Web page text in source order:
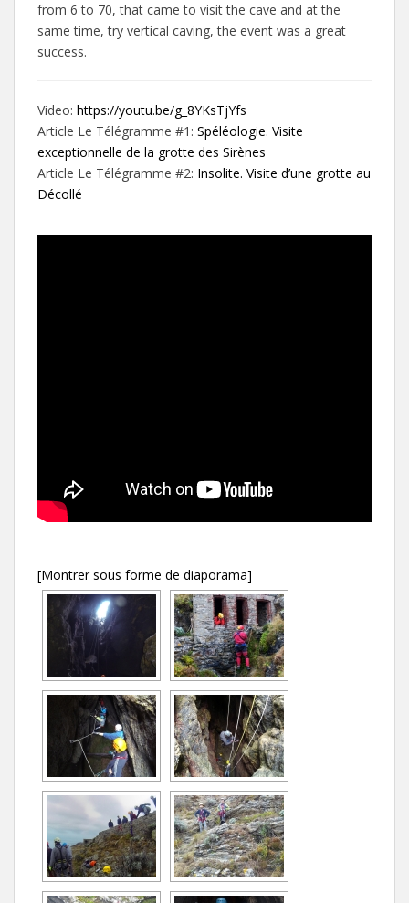
from 6 to 70, that came to visit the cave and at the
same time, try vertical caving, the event was a great
success.
Video: https://youtu.be/g_8YKsTjYfs
Article Le Télégramme #1: Spéléologie. Visite
exceptionnelle de la grotte des Sirènes
Article Le Télégramme #2: Insolite. Visite d’une grotte au
Décollé
[Montrer sous forme de diaporama]